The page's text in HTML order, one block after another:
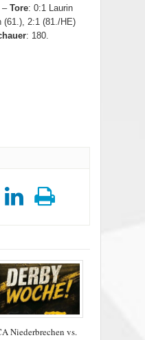
– Tore: 0:1 Laurin
(61.), 2:1 (81./HE)
: 180.
Niederbrechen vs.